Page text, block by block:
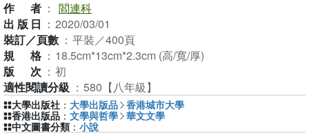
作者 ： 閻連科
出版日 ： 2020/03/01
裝訂／頁數 ： 平裝／400頁
規格 ： 18.5cm*13cm*2.3cm (高/寬/厚)
版次 ： 初
適性閱讀分級 ： 580【八年級】
大學出版社 ： 大學出版品 香港城市大學
香港出版品 ： 文學與哲學 華文文學
中文圖書分類 ： 小說